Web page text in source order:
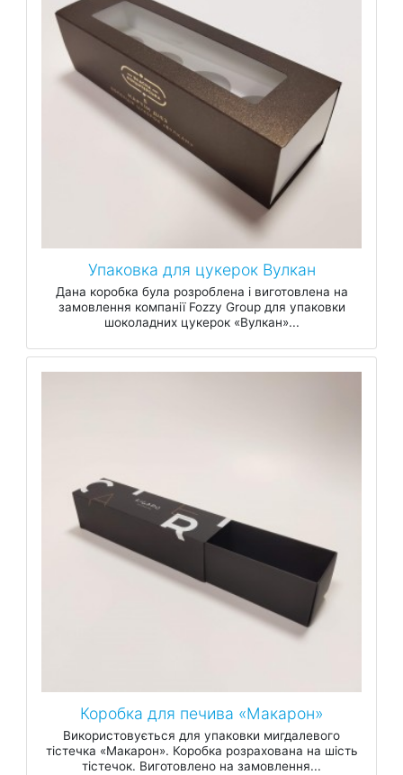
Упаковка для цукерок Вулкан
Дана коробка була розроблена і виготовлена на
замовлення компанії Fozzy Group для упаковки
шоколадних цукерок «Вулкан»...
Коробка для печива «Макарон»
Використовується для упаковки мигдалевого
тістечка «Макарон». Коробка розрахована на шість
тістечок. Виготовлено на замовлення...